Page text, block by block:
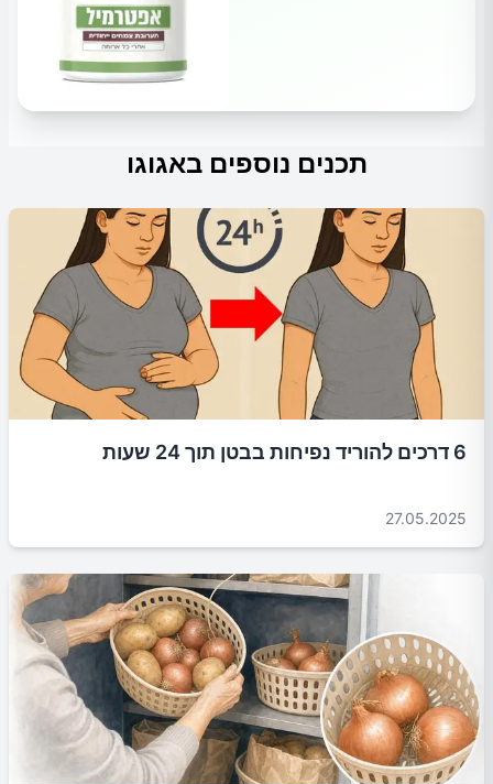
תכנים נוספים באגוגו
6 דרכים להוריד נפיחות בבטן תוך 24 שעות
27.05.2025